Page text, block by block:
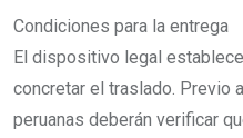
Condiciones para la entrega
El dispositivo legal
concretar el traslado. Previo
peruanas deberán verificar